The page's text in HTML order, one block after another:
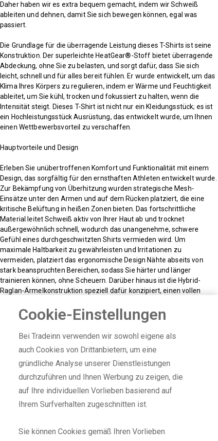
Daher haben wir es extra bequem gemacht, indem wir Schweiß
ableiten und dehnen, damit Sie sich bewegen können, egal was
passiert.
Die Grundlage für die überragende Leistung dieses T-Shirts ist seine
Konstruktion. Der superleichte HeatGear®-Stoff bietet überragende
Abdeckung, ohne Sie zu belasten, und sorgt dafür, dass Sie sich
leicht, schnell und für alles bereit fühlen. Er wurde entwickelt, um das
Klima Ihres Körpers zu regulieren, indem er Wärme und Feuchtigkeit
ableitet, um Sie kühl, trocken und fokussiert zu halten, wenn die
Intensität steigt. Dieses T-Shirt ist nicht nur ein Kleidungsstück; es ist
ein Hochleistungsstück Ausrüstung, das entwickelt wurde, um Ihnen
einen Wettbewerbsvorteil zu verschaffen.
Hauptvorteile und Design
Erleben Sie unübertroffenen Komfort und Funktionalität mit einem
Design, das sorgfältig für den ernsthaften Athleten entwickelt wurde.
Zur Bekämpfung von Überhitzung wurden strategische Mesh-
Einsätze unter den Armen und auf dem Rücken platziert, die eine
kritische Belüftung in heißen Zonen bieten. Das fortschrittliche
Material leitet Schweiß aktiv von Ihrer Haut ab und trocknet
außergewöhnlich schnell, wodurch das unangenehme, schwere
Gefühl eines durchgeschwitzten Shirts vermieden wird. Um
maximale Haltbarkeit zu gewährleisten und Irritationen zu
vermeiden, platziert das ergonomische Design Nähte abseits von
stark beanspruchten Bereichen, sodass Sie härter und länger
trainieren können, ohne Scheuern. Darüber hinaus ist die Hybrid-
Raglan-Ärmelkonstruktion speziell dafür konzipiert, einen vollen
Mobilität zu bieten, die für kraftvolle Hebevorgänge, dynamische
Dehnungen und explosive Bewegungen erforderlich ist.
Attribute:
* Ausschnitt: Rundhals
* Stoff: Stretch
Cookie-Einstellungen
Bei Tradeinn verwenden wir sowohl eigene als
auch Cookies von Drittanbietern, um eine
gründliche Analyse unserer Dienstleistungen
durchzuführen und Ihnen Werbung zu zeigen, die
auf Ihre individuellen Vorlieben basierend auf
Ihrem Surfverhalten zugeschnitten ist.
Sie können Cookies gemäß Ihren Vorlieben